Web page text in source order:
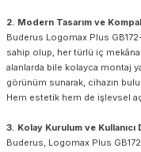
2. Modern Tasarım ve
Buderus Logomax Plus
sahip olup, her türlü iç
alanlarda bile kolayca montaj
görünüm sunarak, cihazın
Hem estetik hem de işlevsel
3. Kolay Kurulum ve
Buderus, Logomax Plus